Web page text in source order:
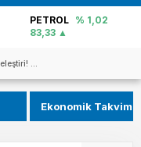
PETROL % 1,02
83,33
Ekonomik Takvim